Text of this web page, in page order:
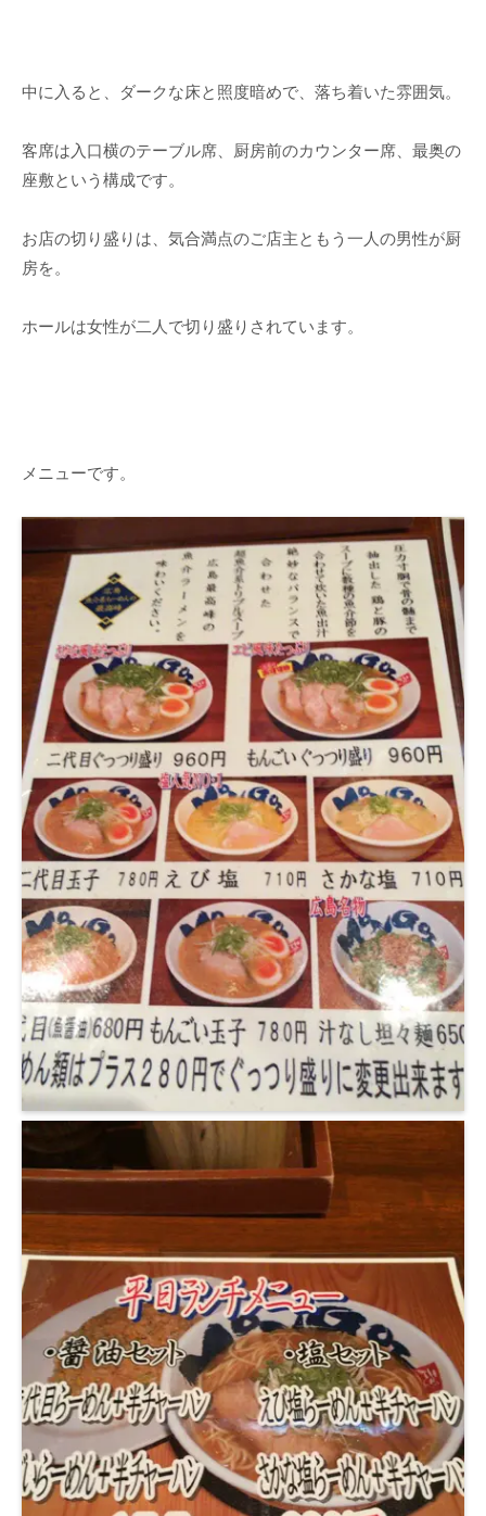
中に入ると、ダークな床と照度暗めで、落ち着いた雰囲気。
客席は入口横のテーブル席、厨房前のカウンター席、最奥の
座敷という構成です。
お店の切り盛りは、気合満点のご店主ともう一人の男性が厨
房を。
ホールは女性が二人で切り盛りされています。
メニューです。